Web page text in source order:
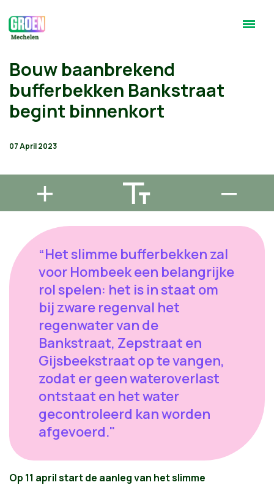
Bouw baanbrekend
bufferbekken Bankstraat
begint binnenkort
07 April 2023
“Het slimme bufferbekken zal
voor Hombeek een belangrijke
rol spelen: het is in staat om
bij zware regenval het
regenwater van de
Bankstraat, Zepstraat en
Gijsbeekstraat op te vangen,
zodat er geen wateroverlast
ontstaat en het water
gecontroleerd kan worden
afgevoerd."
Op 11 april start de aanleg van het slimme